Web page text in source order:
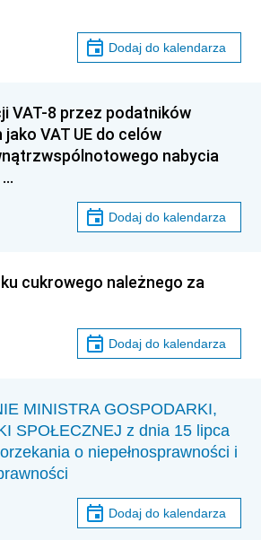
Dodaj do kalendarza
VAT-8 przez podatników
VAT UE do celów
nabycia
Dodaj do kalendarza
cukrowego należnego za
Dodaj do kalendarza
MINISTRA GOSPODARKI,
SPOŁECZNEJ z dnia 15 lipca
o niepełnosprawności i
Dodaj do kalendarza